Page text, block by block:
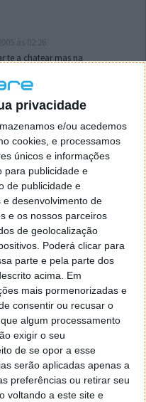
privacidade
e/ou acedemos
cookies, e processamos
únicos e informações
para publicidade e
de publicidade e
desenvolvimento de
e os nossos parceiros
de geolocalização
Poderá clicar para
parte e pela parte dos
acima. Em
mais pormenorizadas e
consentir ou recusar o
algum processamento
exigir o seu
de se opor a esse
serão aplicadas apenas a
preferências ou retirar seu
voltando a este site e
te a chatear mas na
comecar a desesperar, ate ja
de forçar o uso do
lembres de outra dica fico
obrigado a mesma
de 2005 às 01:39
Seja como for segue por mail
de 2005 às 11:21
Faz da seguinte maneira,
janela com o botão direito do
no separador Menu ‘Iniciar’
aí encontrarás no separador
o Browser com que queres